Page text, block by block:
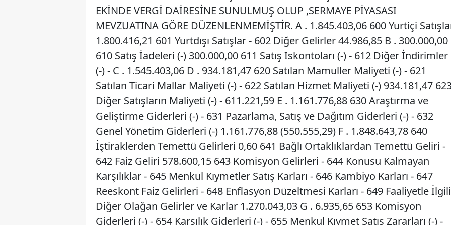
EKİNDE VERGİ DAİRESİNE SUNULMUŞ OLUP ,SERMAYE PİYASASI
MEVZUATINA GÖRE DÜZENLENMEMİŞTİR. A . 1.845.403,06 600 Yurtiçi
1.800.416,21 601 Yurtdışı Satışlar - 602 Diğer Gelirler 44.986,85 B . 300.000,00
610 Satış İadeleri (-) 300.000,00 611 Satış Iskontoları (-) - 612 Diğer İndirimler
(-) - C . 1.545.403,06 D . 934.181,47 620 Satılan Mamuller Maliyeti (-) - 621
Satılan Ticari Mallar Maliyeti (-) - 622 Satılan Hizmet Maliyeti (-) 934.181,47
Diğer Satışların Maliyeti (-) - 611.221,59 E . 1.161.776,88 630 Araştırma ve
Geliştirme Giderleri (-) - 631 Pazarlama, Satış ve Dağıtım Giderleri (-) - 632
Genel Yönetim Giderleri (-) 1.161.776,88 (550.555,29) F . 1.848.643,78 640
İştiraklerden Temettü Gelirleri 0,60 641 Bağlı Ortaklıklardan Temettü Geliri -
642 Faiz Geliri 578.600,15 643 Komisyon Gelirleri - 644 Konusu Kalmayan
Karşılıklar - 645 Menkul Kıymetler Satış Karları - 646 Kambiyo Karları - 647
Reeskont Faiz Gelirleri - 648 Enflasyon Düzeltmesi Karları - 649 Faaliyetle İlgili
Diğer Olağan Gelirler ve Karlar 1.270.043,03 G . 6.935,65 653 Komisyon
Giderleri (-) - 654 Karşılık Giderleri (-) - 655 Menkul Kıymet Satış Zararları (-) -